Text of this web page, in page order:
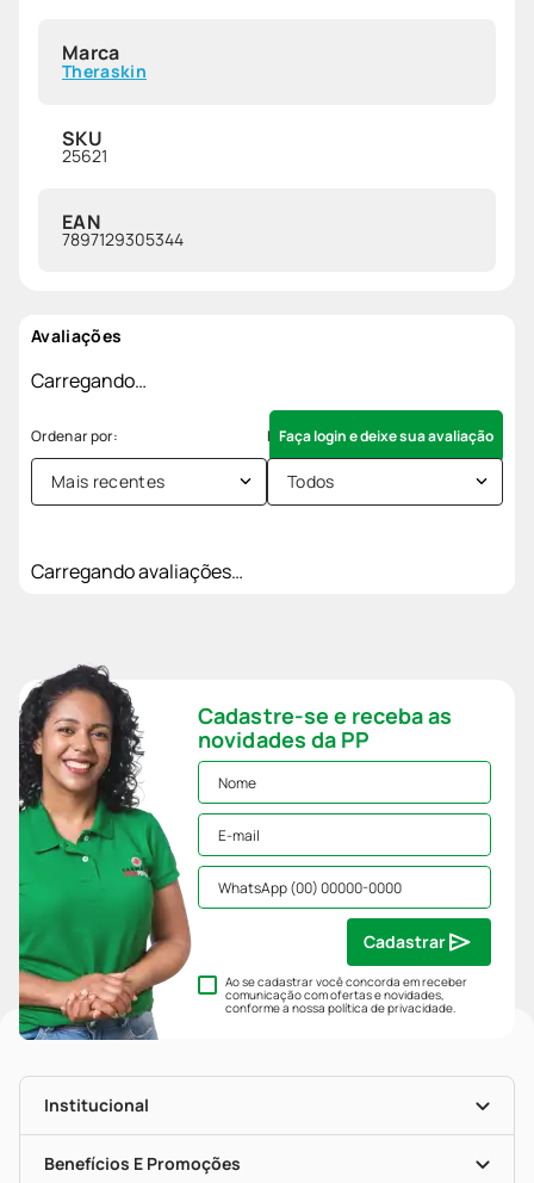
Marca
Theraskin
SKU
25621
EAN
7897129305344
Avaliações
Carregando…
Faça login e deixe sua avaliação
Mais recentes Todos
Carregando avaliações…
Cadastre-se e receba as
novidades da PP
Ao se cadastrar você concorda em receber
comunicação com ofertas e novidades,
conforme a nossapolítica de privacidade.
Cadastrar
Institucional
História
Nossas Lojas
Benefícios E Promoções